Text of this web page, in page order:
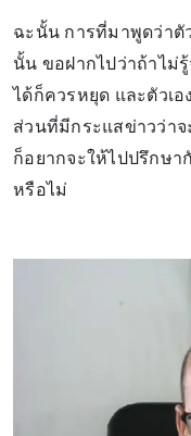
ฉะนั้น การที่มาพูดว่าตั
นั้น ขอฝากไปว่าถ้าไม่
ได้ก็ควรหยุด และตัวเ
ส่วนที่มีกระแสข่าวว่า
ก็อยากจะให้ไปปรึกษ
หรือไม่